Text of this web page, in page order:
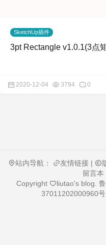
SketchUp插件
3pt Rectangle v1.0.1(3点
2020-12-04 3794 0
站内导航： 友情链接 |
留言本
Copyright
liutao's blog
37011202000960号